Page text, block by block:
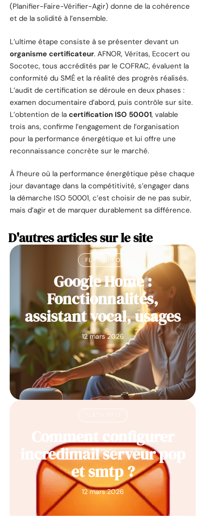
(Planifier-Faire-Vérifier-Agir) donne de la cohérence
et de la solidité à l’ensemble.
L’ultime étape consiste à se présenter devant un
organisme certificateur. AFNOR, Véritas, Ecocert ou
Socotec, tous accrédités par le COFRAC, évaluent la
conformité du SMÉ et la réalité des progrès réalisés.
L’audit de certification se déroule en deux phases :
examen documentaire d’abord, puis contrôle sur site.
L’obtention de la certification ISO 50001, valable
trois ans, confirme l’engagement de l’organisation
pour la performance énergétique et lui offre une
reconnaissance concrète sur le marché.
À l’heure où la performance énergétique pèse chaque
jour davantage dans la compétitivité, s’engager dans
la démarche ISO 50001, c’est choisir de ne pas subir,
mais d’agir et de marquer durablement sa différence.
D'autres articles sur le site
FLASH INFO
Google Home :
Fonctionnalités,
assistant vocal, usages
12 mars 2026
FLASH INFO
Comment configurer
incredimail serveur pop
et smtp ?
12 mars 2026